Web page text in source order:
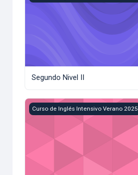
Segundo Nivel II
Primer Nivel I
Curso de Inglés Intensivo Verano 2025